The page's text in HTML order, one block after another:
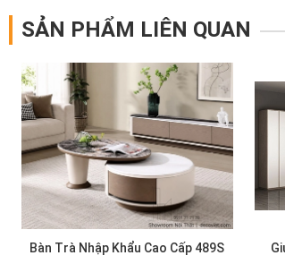
SẢN PHẨM LIÊN QUAN
Bàn Trà Nhập Khẩu Cao Cấp 489S